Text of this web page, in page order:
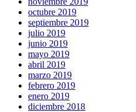
octubre 2019
septiembre 2019
julio 2019
junio 2019
mayo 2019
abril 2019
marzo 2019
febrero 2019
enero 2019
diciembre 2018